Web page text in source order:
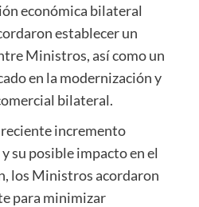
económica bilateral
establecer un
Ministros, así como un
en la modernización y
bilateral.
incremento
su posible impacto en el
los Ministros acordaron
para minimizar